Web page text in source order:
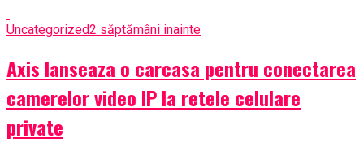
Uncategorized2 săptămâni inainte
Axis lanseaza o carcasa pentru conectarea
camerelor video IP la retele celulare
private